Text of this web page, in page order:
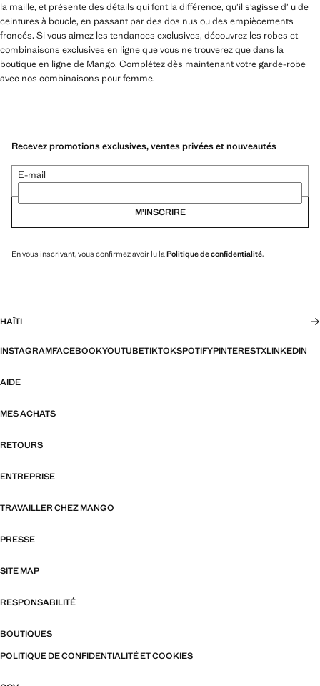
la maille, et présente des détails qui font la différence, qu’il s’agisse d’ u de
ceintures à boucle, en passant par des dos nus ou des empiècements
froncés. Si vous aimez les tendances exclusives, découvrez les robes et
combinaisons exclusives en ligne que vous ne trouverez que dans la
boutique en ligne de Mango. Complétez dès maintenant votre garde-robe
avec nos combinaisons pour femme.
Recevez promotions exclusives, ventes privées et nouveautés
E-mail
M’INSCRIRE
En vous inscrivant, vous confirmez avoir lu laPolitique de confidentialité.
HAÏTI
INSTAGRAMFACEBOOKYOUTUBETIKTOKSPOTIFYPINTERESTXLINKEDIN
AIDE
MES ACHATS
RETOURS
ENTREPRISE
TRAVAILLER CHEZ MANGO
PRESSE
SITE MAP
RESPONSABILITÉ
BOUTIQUES
POLITIQUE DE CONFIDENTIALITÉ ET COOKIES